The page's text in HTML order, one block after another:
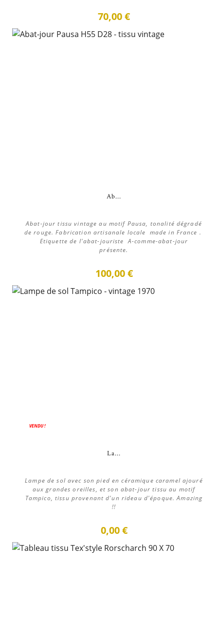
70,00 €
Ab...
Abat-jour tissu vintage au motif Pausa, tonalité dégradé
de rouge. Fabrication artisanale locale made in France .
Etiquette de l'abat-jouriste A-comme-abat-jour
présente.
100,00 €
PROMO !
VENDU !
La...
Lampe de sol avec son pied en céramique caramel ajouré
aux grandes oreilles, et son abat-jour tissu au motif
Tampico, tissu provenant d'un rideau d'époque. Amazing
!!
0,00 €